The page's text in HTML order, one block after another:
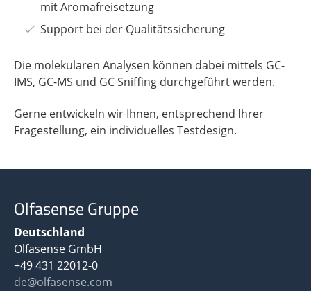
mit Aromafreisetzung
Support bei der Qualitätssicherung
Die molekularen Analysen können dabei mittels GC-
IMS, GC-MS und GC Sniffing durchgeführt werden.
Gerne entwickeln wir Ihnen, entsprechend Ihrer
Fragestellung, ein individuelles Testdesign.
Olfasense Gruppe
Deutschland
Olfasense GmbH
+49 431 22012-0
de@olfasense.com